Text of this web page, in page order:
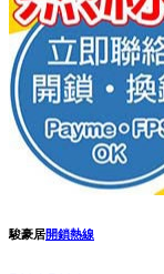
駿豪居開鎖熱線